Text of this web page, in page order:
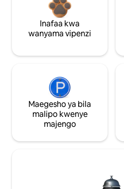
Inafaa kwa
wanyama vipenzi
Maegesho ya bila
malipo kwenye
majengo